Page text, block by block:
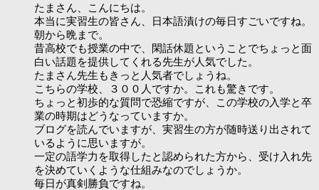
たまさん、こんにちは。
本当に実習生の皆さん、日本語漬けの毎日すごいですね。
朝から晩まで。
昔高校でも授業の中で、閑話休題ということでちょっと面
白い話題を提供してくれる先生が人気でした。
たまさん先生もきっと人気者でしょうね。
こちらの学校、３００人ですか。これも驚きです。
ちょっと初歩的な質問で恐縮ですが、この学校の入学と卒
業の時期はどうなっていますか。
ブログを読んでいますが、実習生の方が随時送り出されて
いるように思いますが。
一定の語学力を取得したと認められた方から、受け入れ先
を決めていくような仕組みなのでしょうか。
毎日が真剣勝負ですね。